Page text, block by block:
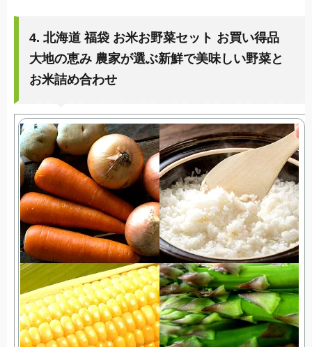
4. 北海道 福袋 お米お野菜セット お買い得品
大地の恵み 農家が選ぶ新鮮で美味しい野菜と
お米詰め合わせ